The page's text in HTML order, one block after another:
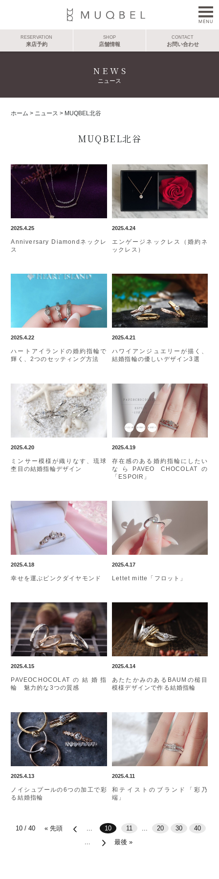
RESERVATION
来店予約
SHOP
店舗情報
CONTACT
お問い合わせ
NEWS
ニュース
ホーム > ニュース > MUQBEL北谷
MUQBEL北谷
2025.4.25
Anniversary Diamondネックレ
ス
2025.4.24
エンゲージネックレス（婚約ネ
ックレス）
2025.4.22
ハートアイランドの婚約指輪で
輝く、2つのセッティング方法
2025.4.21
ハワイアンジュエリーが描く、
結婚指輪の優しいデザイン3選
2025.4.20
ミンサー模様が織りなす、琉球
杢目の結婚指輪デザイン
2025.4.19
存在感のある婚約指輪にしたい
ならPAVEO CHOCOLATの
「ESPOIR」
2025.4.18
幸せを運ぶピンクダイヤモンド
2025.4.17
Lettet mitte「フロット」
2025.4.15
PAVEOCHOCOLATの結婚指
輪 魅力的な3つの質感
2025.4.14
あたたかみのあるBAUMの槌目
模様デザインで作る結婚指輪
2025.4.13
ノイシュプールの6つの加工で彩
る結婚指輪
2025.4.11
和テイストのブランド「彩乃
端」
10 / 40 « 先頭 10 11 20 30
40
最後 »